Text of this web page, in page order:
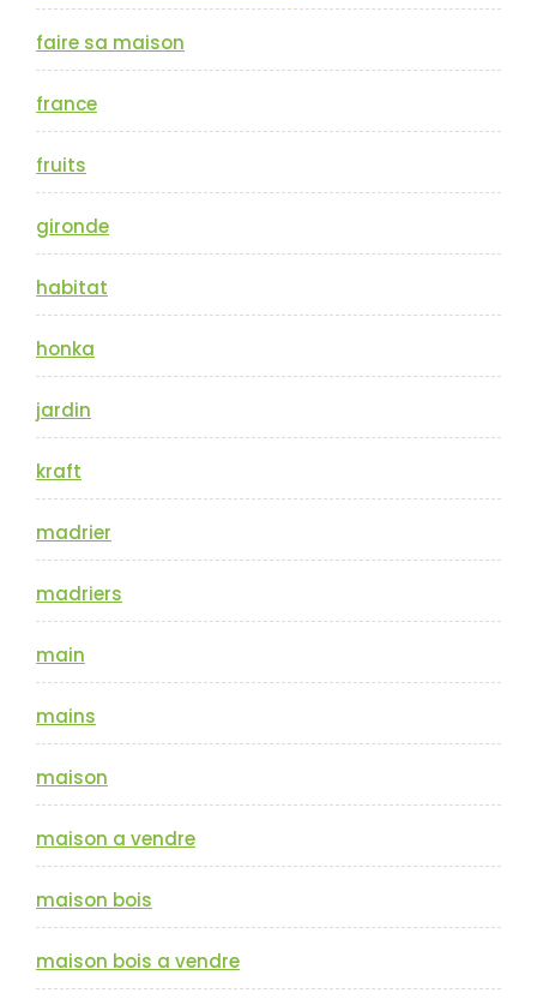
faire sa maison
france
fruits
gironde
habitat
honka
jardin
kraft
madrier
madriers
main
mains
maison
maison a vendre
maison bois
maison bois a vendre